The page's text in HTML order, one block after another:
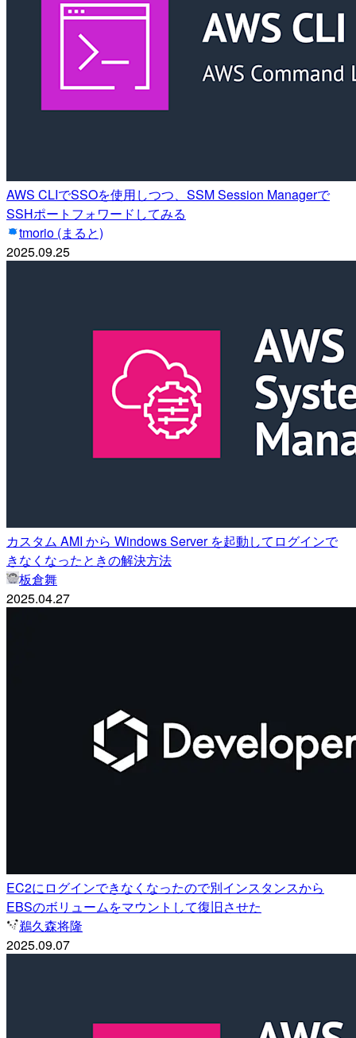
AWS CLIでSSOを使用しつつ、SSM Session Managerで
SSHポートフォワードしてみる
tmorio (まると)
2025.09.25
カスタム AMI から Windows Server を起動してログインで
きなくなったときの解決方法
板倉舞
2025.04.27
EC2にログインできなくなったので別インスタンスから
EBSのボリュームをマウントして復旧させた
鵜久森将隆
2025.09.07